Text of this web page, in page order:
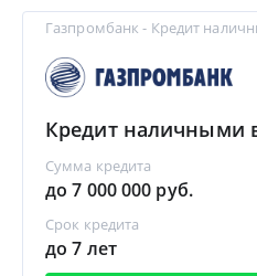
Газпромбанк - Кредит
Кредит наличными
Сумма кредита
до 7 000 000 руб.
Срок кредита
до 7 лет